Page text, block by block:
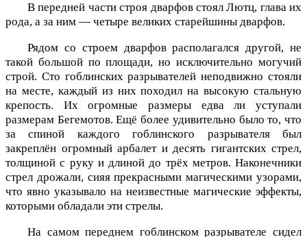
В передней части строя дварфов стоял Лютц, глава их
рода, а за ним — четыре великих старейшины дварфов.
Рядом со строем дварфов располагался другой, не
такой большой по площади, но исключительно могучий
строй. Сто гоблинских разрывателей неподвижно стояли
на месте, каждый из них походил на высокую стальную
крепость. Их огромные размеры едва ли уступали
размерам Бегемотов. Ещё более удивительно было то, что
за спиной каждого гоблинского разрывателя был
закреплён огромный арбалет и десять гигантских стрел,
толщиной с руку и длиной до трёх метров. Наконечники
стрел дрожали, сияя прекрасными магическими узорами,
что явно указывало на неизвестные магические эффекты,
которыми обладали эти стрелы.
На самом переднем гоблинском разрывателе сидел